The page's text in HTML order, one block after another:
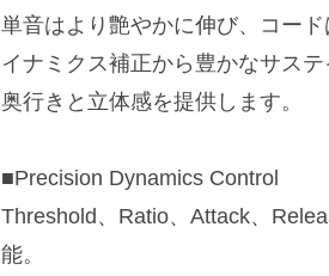
単音はより艶やかに伸び、コー
イナミクス補正から豊かなサス
奥行きと立体感を提供します。
■Precision Dynamics Control
Threshold、Ratio、Attack、
能。